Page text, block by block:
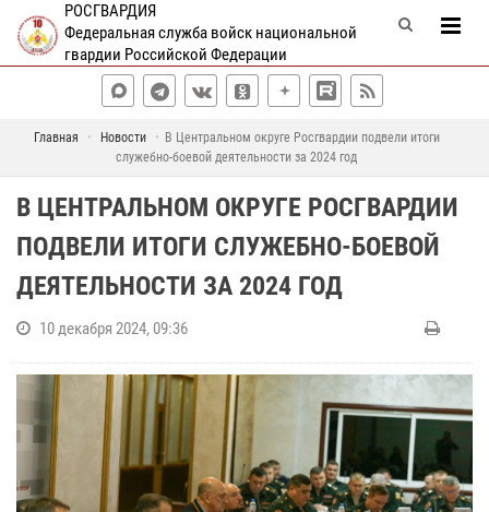
РОСГВАРДИЯ
Федеральная служба войск национальной
гвардии Российской Федерации
Главная Новости
В Центральном округе Росгвардии подвели итоги
служебно-боевой деятельности за 2024 год
В ЦЕНТРАЛЬНОМ ОКРУГЕ РОСГВАРДИИ
ПОДВЕЛИ ИТОГИ СЛУЖЕБНО-БОЕВОЙ
ДЕЯТЕЛЬНОСТИ ЗА 2024 ГОД
10 декабря 2024, 09:36